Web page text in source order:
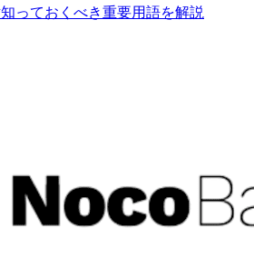
っておくべき重要用語を解説